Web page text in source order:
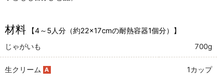
材料
【4～5人分（約22×17cmの耐熱容器1個分）】
じゃがいも
700g
生クリーム A 1カップ